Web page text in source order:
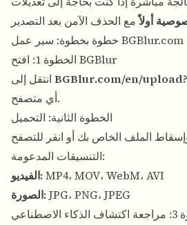
أولاًمع الحذف الآمن بعد التصدير
خطوة بخطوة: سير عمل BGBlur.com
الخطوة 1: افتح BGBlur
BGBlur.com/en/
أي متصفح.
الخطوة الثانية: التحميل
التنسيقات المدعومة:
الفيديو: MP4، MOV، WebM، AVI
الصورة: JPG، PNG، JPEG